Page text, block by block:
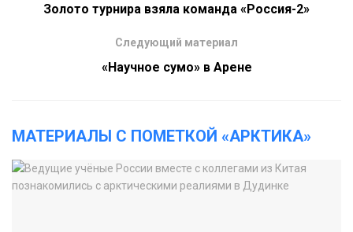
Золото турнира взяла команда «Россия-2»
Следующий материал
«Научное сумо» в Арене
МАТЕРИАЛЫ С ПОМЕТКОЙ «АРКТИКА»